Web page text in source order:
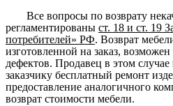
Все вопросы по возврату
регламентированы ст. 18 и ст. 19
потребителей» РФ. Возврат
изготовленной на заказ,
дефектов. Продавец в этом
заказчику бесплатный ремонт
предоставление аналогичного
возврат стоимости мебели.